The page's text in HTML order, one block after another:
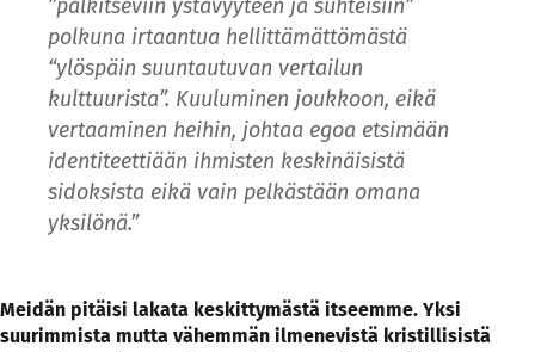
”palkitseviin ystävyyteen ja suhteisiin”
polkuna irtaantua hellittämättömästä
“ylöspäin suuntautuvan vertailun
kulttuurista”. Kuuluminen joukkoon, eikä
vertaaminen heihin, johtaa egoa etsimään
identiteettiään ihmisten keskinäisistä
sidoksista eikä vain pelkästään omana
yksilönä.”
Meidän pitäisi lakata keskittymästä itseemme. Yksi
suurimmista mutta vähemmän ilmenevistä kristillisistä